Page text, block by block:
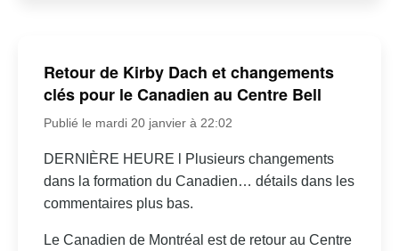
Retour de Kirby Dach et changements
clés pour le Canadien au Centre Bell
Publié le mardi 20 janvier à 22:02
DERNIÈRE HEURE l Plusieurs changements
dans la formation du Canadien… détails dans les
commentaires plus bas.
Le Canadien de Montréal est de retour au Centre